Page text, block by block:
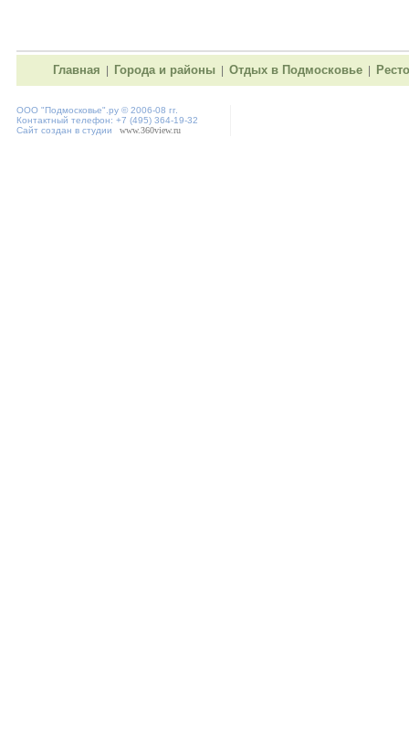
Главная Города и районы| Отдых в Подмосковье|
ООО "Подмосковье" .ру © 2006-08 гг.
Контактный телефон: +7 (495) 364-19-32
Сайт создан в студии
www.360view.ru